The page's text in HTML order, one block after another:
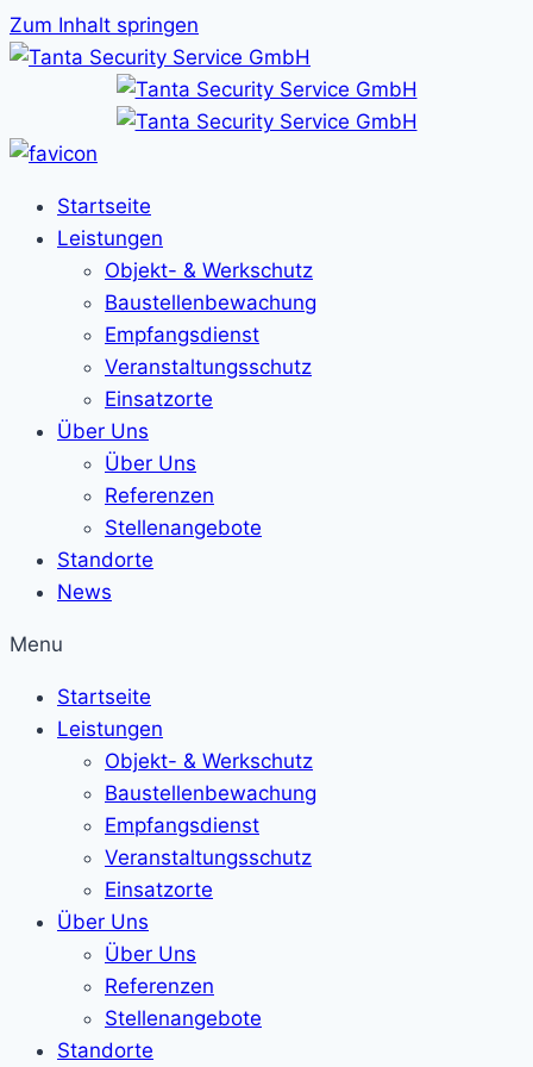
Zum Inhalt springen
Startseite
Leistungen
Objekt- & Werkschutz
Baustellenbewachung
Empfangsdienst
Veranstaltungsschutz
Einsatzorte
Über Uns
Über Uns
Referenzen
Stellenangebote
Standorte
News
Menu
Startseite
Leistungen
Objekt- & Werkschutz
Baustellenbewachung
Empfangsdienst
Veranstaltungsschutz
Einsatzorte
Über Uns
Über Uns
Referenzen
Stellenangebote
Standorte